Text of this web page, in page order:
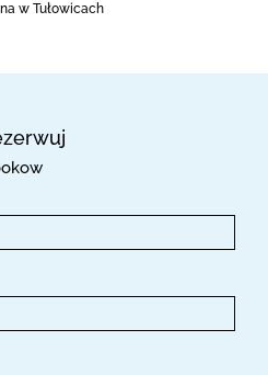
w Tułowicach